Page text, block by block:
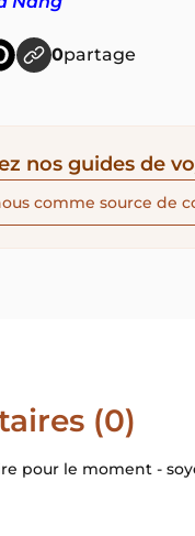
0partage
nos guides de
comme source de
(0)
pour le moment -